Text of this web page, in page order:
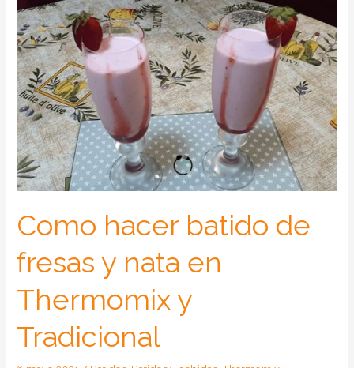
Como hacer batido de
fresas y nata en
Thermomix y
Tradicional